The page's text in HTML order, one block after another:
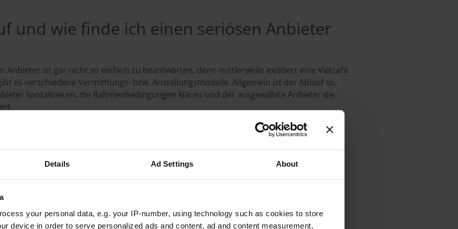
Details Ad Settings About
your personal data, e.g. your IP-number, using technology such as cookies to store
device in order to serve personalized ads and content, ad and content measurement,
und wie finde ich einen seriösen Anbieter
Anbieter ist gar nicht so einfach zu beantworten, denn mittlerweile existiert eine Vielzahl
es verschiedene Vermittlungs- bzw. Anstellungsmodelle. Allgemein ist der Ablauf so,
kontaktieren, die Rahmenbedingungen klären und der ausgewählte Anbieter die
und schnell mehrere Angebote von